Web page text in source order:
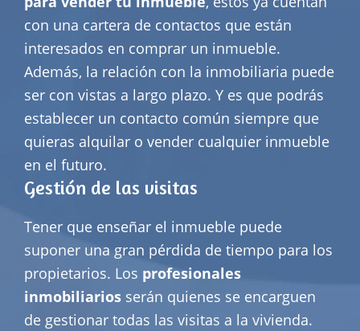
con una cartera de contactos que están
interesados en comprar un inmueble.
Además, la relación con la inmobiliaria puede
ser con vistas a largo plazo. Y es que podrás
establecer un contacto común siempre que
quieras alquilar o vender cualquier inmueble
en el futuro.
Gestión de las visitas
Tener que enseñar el inmueble puede
suponer una gran pérdida de tiempo para los
propietarios. Los profesionales
inmobiliarios serán quienes se encarguen
de gestionar todas las visitas a la vivienda.